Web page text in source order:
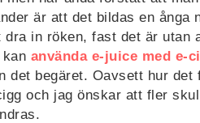
är att det bildas en ånga
in röken, fast det är utan
använda e-juice med e-
det begäret. Oavsett hur det
och jag önskar att fler